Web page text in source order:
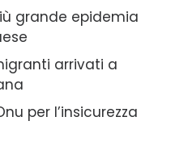
grande epidemia
arrivati a
per l’insicurezza